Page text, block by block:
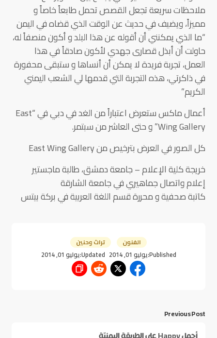
ملاحظات سريعة تجعل القصص تحمل طابعاً خاصاً و
مميزاً، ويضيف في حديث عن الوقت الذي قضاه في اليمن
“ما الذي يمكنني أن أقوله عن هذا البلد و أكون منصفاً له،
حاولت أن أبذل قصارى جهدي لأكون صادقاً في هذا
العمل، تجربة فريدة لا يمكن أن أنساها و ستبقى محفورة
في ذاكرتي، هذه التجربة التي قدمها لي الشعب اليمني
الكريم”
أعمال ماكس ستعرض اعتباراً من الغد في دبي في “East
Wing Gallery” و حتى العاشر من سبتمر.
كل الصور في العرض بترخيص من East Wing Gallery
خريجة كلية الإعلام – جامعة دمشق، طالبة ماجستير
إعلام واتصال جماهيري في جامعة الشارقة
كاتبة صحفية و محررة قسم اللغة العربية في بركة بيتس
الفنون تراث وحنين
Published:يوليو 01, 2014 Updated:يوليو 01, 2014
Previous Post